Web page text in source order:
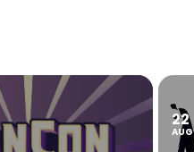
22
AUG